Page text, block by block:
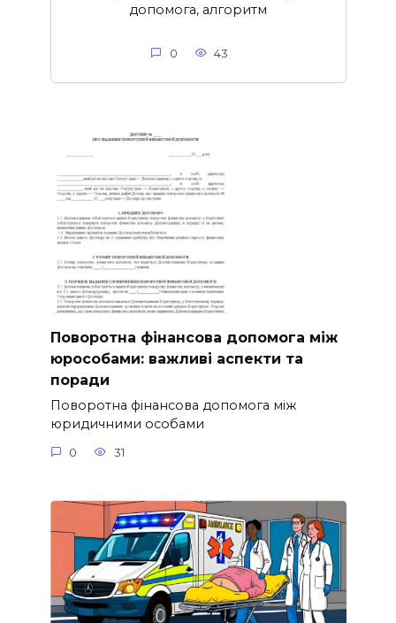
допомога, алгоритм
0 43
Поворотна фінансова допомога між
юрособами: важливі аспекти та
поради
Поворотна фінансова допомога між
юридичними особами
0 31